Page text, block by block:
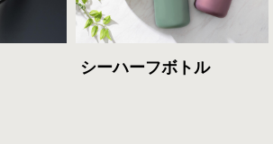
シーハーフボトル